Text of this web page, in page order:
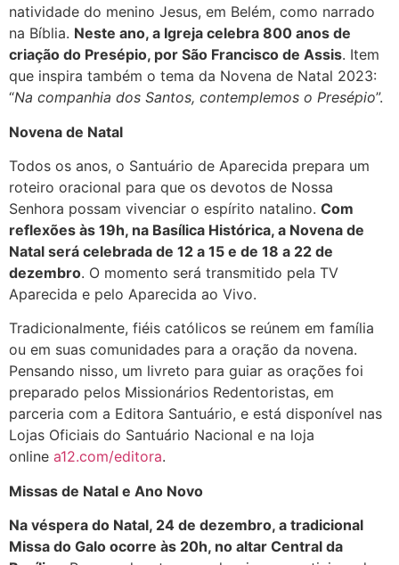
natividade do menino Jesus, em Belém, como narrado
na Bíblia. Neste ano, a Igreja celebra 800 anos de
criação do Presépio, por São Francisco de Assis. Item
que inspira também o tema da Novena de Natal 2023:
“Na companhia dos Santos, contemplemos o Presépio”.
Novena de Natal
Todos os anos, o Santuário de Aparecida prepara um
roteiro oracional para que os devotos de Nossa
Senhora possam vivenciar o espírito natalino. Com
reflexões às 19h, na Basílica Histórica, a Novena de
Natal será celebrada de 12 a 15 e de 18 a 22 de
dezembro. O momento será transmitido pela TV
Aparecida e pelo Aparecida ao Vivo.
Tradicionalmente, fiéis católicos se reúnem em família
ou em suas comunidades para a oração da novena.
Pensando nisso, um livreto para guiar as orações foi
preparado pelos Missionários Redentoristas, em
parceria com a Editora Santuário, e está disponível nas
Lojas Oficiais do Santuário Nacional e na loja
online a12.com/editora.
Missas de Natal e Ano Novo
Na véspera do Natal, 24 de dezembro, a tradicional
Missa do Galo ocorre às 20h, no altar Central da